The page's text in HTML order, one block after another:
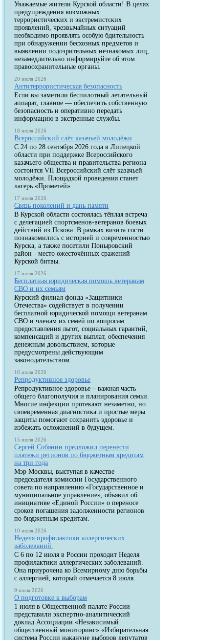
Уважаемые жители Курской области! В целях
предупреждения возможных
террористических и экстремистских
проявлений, чрезвычайных ситуаций
необходимо проявлять особую бдительность
при обнаружении бесхозных предметов и
выявлении подозрительных незнакомых лиц,
незамедлительно информируйте об этом
правоохранительные органы.
20 июля 2026
Антитеррористическая безопасность
Если вы заметили беспилотный летательный
аппарат, главное — обеспечить собственную
безопасность и оперативно передать
информацию в экстренные службы.
18 июля 2026
Всероссийский слёт казачьей молодёжи
С 24 по 28 сентября 2026 года в Липецкой
области при поддержке Всероссийского
казачьего общества и правительства региона
состоится VII Всероссийский слёт казачьей
молодёжи. Площадкой проведения станет
лагерь «Прометей».
17 июля 2026
Связь поколений и дань памяти
В Курской области состоялась тёплая встреча
с делегацией спортсменов-ветеранов боевых
действий из Пскова. В рамках визита гости
познакомились с историей и современностью
Курска, а также посетили Поныровский
район - место ожесточённых сражений
Курской битвы.
17 июля 2026
Бесплатная юридическая помощь ветеранам
СВО и их семьям
Курский филиал фонда «Защитники
Отечества» содействует в получении
бесплатной юридической помощи ветеранам
СВО и членам их семей по вопросам
предоставления льгот, социальных гарантий,
компенсаций и других выплат, обеспечения
денежным довольствием, которые
предусмотрены действующим
законодательством.
16 июля 2026
Репродуктивное здоровье
Репродуктивное здоровье – важная часть
общего благополучия и планирования семьи.
Многие инфекции протекают незаметно, но
своевременная диагностика и простые меры
защиты помогают сохранить здоровье и
избежать осложнений в будущем.
15 июля 2026
Сергей Собянин предложил перенести
платежи регионов по бюджетным кредитам
на три года
Мэр Москвы, выступая в качестве
председателя комиссии Государственного
совета по направлению «Государственное и
муниципальное управление», объявил об
инициативе «Единой России» о переносе
сроков погашения задолженности регионов
по бюджетным кредитам.
10 июля 2026
Неделя профилактики аллергических
заболеваний.
С 6 по 12 июля в России проходит Неделя
профилактики аллергических заболеваний.
Она приурочена ко Всемирному дню борьбы
с аллергией, который отмечается 8 июля.
9 июля 2026
О подготовке к выборам
1 июля в Общественной палате России
представили экспертно-аналитический
доклад Ассоциации «Независимый
общественный мониторинг» «Избирательная
система России накануне выборов депутатов